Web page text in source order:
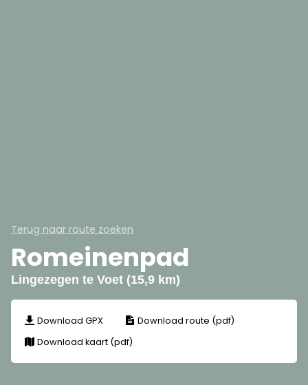
Terug naar route zoeken
Romeinenpad
Lingezegen te Voet (15,9 km)
Download GPX
Download route (pdf)
Download kaart (pdf)